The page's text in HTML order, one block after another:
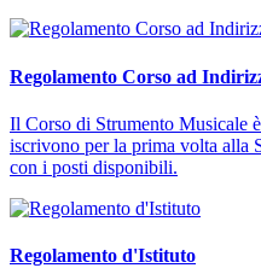
Regolamento Corso ad
Il Corso di Strumento Musicale
iscrivono per la prima volta alla
con i posti disponibili.
Regolamento d'Istituto